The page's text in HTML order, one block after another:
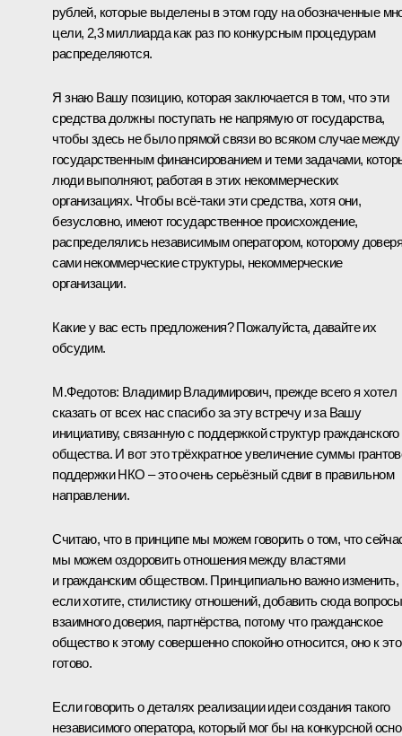
рублей, которые выделены в этом году на обозначенные
цели, 2,3 миллиарда как раз по конкурсным процедурам
распределяются.
Я знаю Вашу позицию, которая заключается в том, что эти
средства должны поступать не напрямую от государства,
чтобы здесь не было прямой связи во всяком случае между
государственным финансированием и теми задачами,
люди выполняют, работая в этих некоммерческих
организациях. Чтобы всё‑таки эти средства, хотя они,
безусловно, имеют государственное происхождение,
распределялись независимым оператором, которому
сами некоммерческие структуры, некоммерческие
организации.
Какие у вас есть предложения? Пожалуйста, давайте их
обсудим.
М.Федотов: Владимир Владимирович, прежде всего я хотел
сказать от всех нас спасибо за эту встречу и за Вашу
инициативу, связанную с поддержкой структур гражданского
общества. И вот это трёхкратное увеличение суммы
поддержки НКО – это очень серьёзный сдвиг в правильном
направлении.
Считаю, что в принципе мы можем говорить о том, что
мы можем оздоровить отношения между властями
и гражданским обществом. Принципиально важно изменить,
если хотите, стилистику отношений, добавить сюда вопросы
взаимного доверия, партнёрства, потому что гражданское
общество к этому совершенно спокойно относится, оно к
готово.
Если говорить о деталях реализации идеи создания такого
независимого оператора, который мог бы на конкурсной